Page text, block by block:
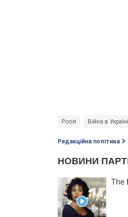
Росія Війна в Україні
Редакційна політика